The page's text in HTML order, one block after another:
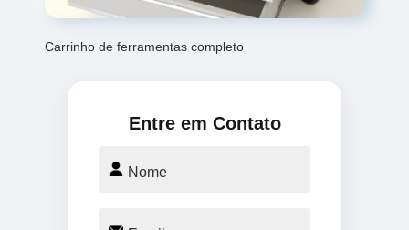
Carrinho de ferramentas completo
Entre em Contato